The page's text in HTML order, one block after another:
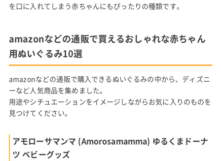
を口に入れてしまう赤ちゃんにもぴったりの種類です。
amazonなどの通販で買えるおしゃれな赤ちゃん
用ぬいぐるみ10選
amazonなどの通販で購入できるぬいぐるみの中から、ディズニ
ーなど人気商品を集めました。
用途やシチュエーションをイメージしながらお気に入りのものを
見つけてください。
アモローサマンマ (Amorosamamma) ゆるくまドーナ
ツ ベビーグッズ